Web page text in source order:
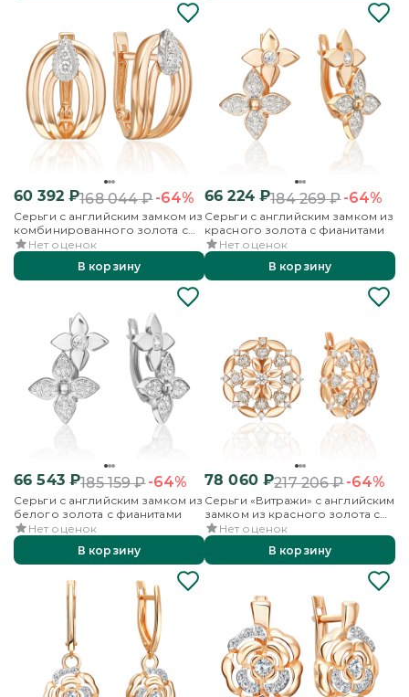
60 392₽168 044₽-64%
Серьги с английским замком из
комбинированного золота с
фианитами
Нет оценок
В корзину
66 224₽184 269₽-64%
Серьги с английским замком из
красного золота с фианитами
Нет оценок
В корзину
66 543₽185 159₽-64%
Серьги с английским замком из
белого золота с фианитами
Нет оценок
В корзину
78 060₽217 206₽-64%
Серьги «Витражи» с английским
замком из красного золота с
фианитами
Нет оценок
В корзину